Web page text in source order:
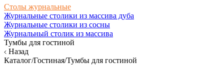
Столы журнальные
Журнальные столики из массива дуба
Журнальные столики из сосны
Журнальный столик из массива
Тумбы для гостиной
Назад
Каталог/Гостиная/Тумбы для гостиной